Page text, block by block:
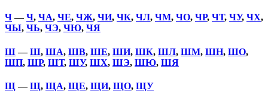
Ч—Ч, ЧА, ЧЕ, ЧЖ, ЧИ, ЧК, ЧЛ, ЧМ, ЧО, ЧР, ЧТ, ЧУ, ЧХ,
ЧЫ, ЧЬ, ЧЭ, ЧЮ, ЧЯ
Ш—Ш, ША, ШВ, ШЕ, ШИ, ШК, ШЛ, ШМ, ШН, ШО,
ШП, ШР, ШТ, ШУ, ШХ, ШЭ, ШЮ, ШЯ
Щ —Щ, ЩА, ЩЕ, ЩИ, ЩО, ЩУ